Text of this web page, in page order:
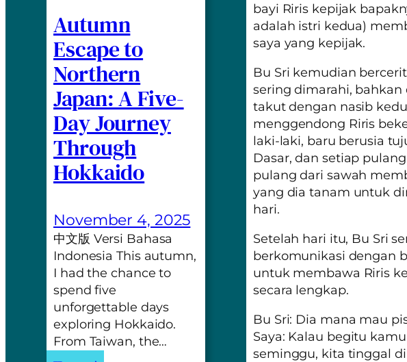
Autumn
Escape to
Northern
Japan: A Five-
Day Journey
Through
Hokkaido
November 4, 2025
中文版 Versi Bahasa
Indonesia This autumn,
I had the chance to
spend five
unforgettable days
exploring Hokkaido.
From Taiwan, the…
bayi Riris kepijak
adalah istri kedua)
saya yang kepijak.
Bu Sri kemudian
sering dimarahi,
takut dengan nasib
menggendong Riris
laki-laki, baru berusia
Dasar, dan setiap
pulang dari sawah
yang dia tanam untuk
hari.
Setelah hari itu, Bu Sri
berkomunikasi dengan
untuk membawa Riris
secara lengkap.
Bu Sri: Dia mana mau
Saya: Kalau begitu
seminggu, kita tinggal